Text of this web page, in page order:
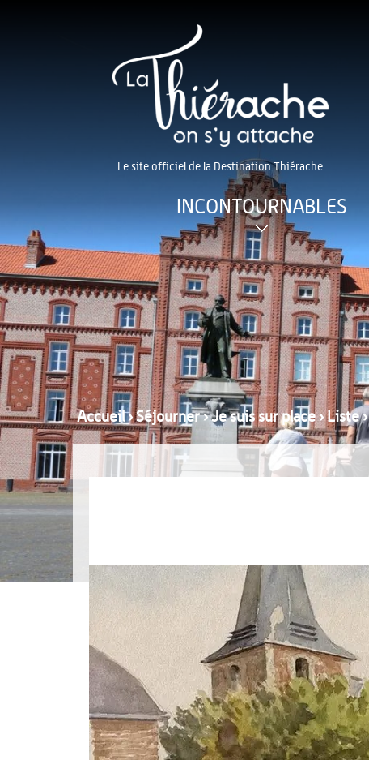
Le site officiel de la Destination Thiérache
INCONTOURNABLES
Accueil›Séjourner›Je suis sur place›Liste›